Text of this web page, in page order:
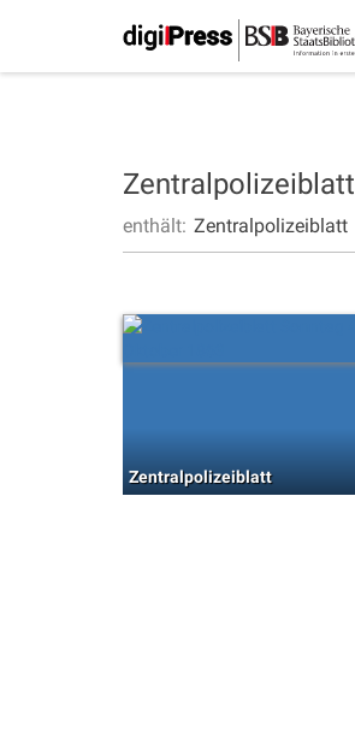
Zentralpolizeiblatt
enthält: Zentralpolizeiblatt
Zentralpolizeiblatt